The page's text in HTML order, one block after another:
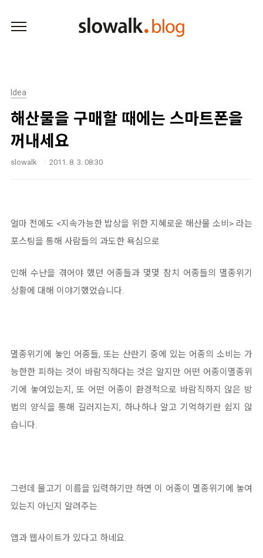
Idea
해산물을 구매할 때에는 스마트폰을
꺼내세요
slowalk 2011. 8. 3. 08:30
얼마 전에도 <지속가능한 밥상을 위한 지혜로운 해산물 소비> 라는
포스팅을 통해 사람들의 과도한 욕심으로
인해 수난을 겪어야 했던 어종들과 몇몇 참치 어종들의 멸종위기
상황에 대해 이야기했었습니다.
멸종위기에 놓인 어종들, 또는 산란기 중에 있는 어종의 소비는 가
능한한 피하는 것이 바람직하다는 것은 알지만 어떤 어종이멸종위
기에 놓여있는지, 또 어떤 어종이 환경적으로 바람직하지 않은 방
법의 양식을 통해 길러지는지, 하나하나 알고 기억하기란 쉽지 않
습니다.
그런데 물고기 이름을 입력하기만 하면 이 어종이 멸종위기에 놓여
있는지 아닌지 알려주는
앱과 웹사이트가 있다고 하네요.